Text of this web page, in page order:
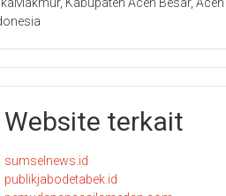
Website terkait
sumselnews.id
publikjabodetabek.id